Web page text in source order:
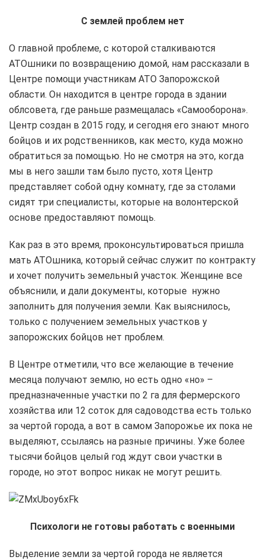
С землей проблем нет
О главной проблеме, с которой сталкиваются
АТОшники по возвращению домой, нам рассказали в
Центре помощи участникам АТО Запорожской
области. Он находится в центре города в здании
облсовета, где раньше размещалась «Самооборона».
Центр создан в 2015 году, и сегодня его знают много
бойцов и их родственников, как место, куда можно
обратиться за помощью. Но не смотря на это, когда
мы в него зашли там было пусто, хотя Центр
представляет собой одну комнату, где за столами
сидят три специалисты, которые на волонтерской
основе предоставляют помощь.
Как раз в это время, проконсультироваться пришла
мать АТОшника, который сейчас служит по контракту
и хочет получить земельный участок. Женщине все
объяснили, и дали документы, которые нужно
заполнить для получения земли. Как выяснилось,
только с получением земельных участков у
запорожских бойцов нет проблем.
В Центре отметили, что все желающие в течение
месяца получают землю, но есть одно «но» –
предназначенные участки по 2 га для фермерского
хозяйства или 12 соток для садоводства есть только
за чертой города, а вот в самом Запорожье их пока не
выделяют, ссылаясь на разные причины. Уже более
тысячи бойцов целый год ждут свои участки в
городе, но этот вопрос никак не могут решить.
Психологи не готовы работать с военными
Выделение земли за чертой города не является